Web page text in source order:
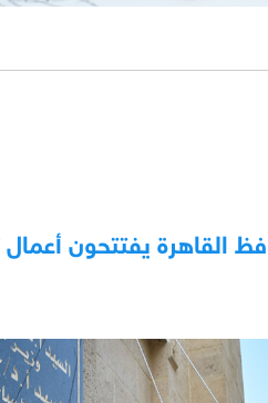
القاهرة يفتتحون